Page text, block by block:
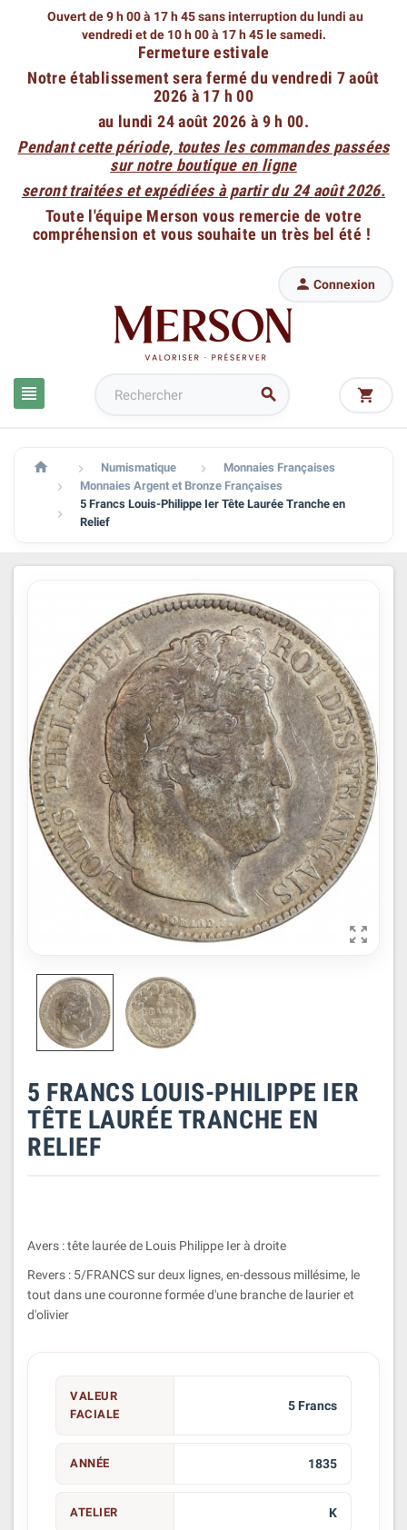
Ouvert de 9 h 00 à 17 h 45 sans interruption du lundi au
vendredi et de 10 h 00 à 17 h 45 le samedi.
Fermeture estivale
Notre établissement sera fermé du vendredi 7 août
2026 à 17 h 00
au lundi 24 août 2026 à 9 h 00.
Pendant cette période, toutes les commandes passées
sur notre boutique en ligne
seront traitées et expédiées à partir du 24 août 2026.
Toute l'équipe Merson vous remercie de votre
compréhension et vous souhaite un très bel été !
 
 Connexion

  Numismatique  Monnaies Françaises
 Monnaies Argent et Bronze Françaises

5 Francs Louis-Philippe Ier Tête Laurée Tranche en
Relief

5 FRANCS LOUIS-PHILIPPE IER
TÊTE LAURÉE TRANCHE EN
RELIEF
Avers : tête laurée de Louis Philippe Ier à droite
Revers : 5/FRANCS sur deux lignes, en-dessous millésime, le
tout dans une couronne formée d'une branche de laurier et
d'olivier
VALEUR
FACIALE
5 Francs
ANNÉE 1835
ATELIER K